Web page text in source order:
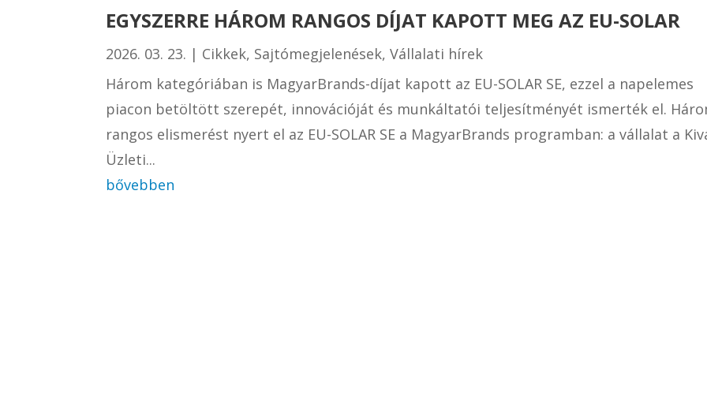
EGYSZERRE HÁROM RANGOS DÍJAT KAPOTT MEG AZ EU-SOLAR
2026. 03. 23. | Cikkek, Sajtómegjelenések,Vállalati hírek
Három kategóriában is MagyarBrands-díjat kapott az EU-SOLAR SE, ezzel a napelemes
piacon betöltött szerepét, innovációját és munkáltatói teljesítményét ismerték el.
rangos elismerést nyert el az EU-SOLAR SE a MagyarBrands programban: a vállalat a
Üzleti...
bővebben